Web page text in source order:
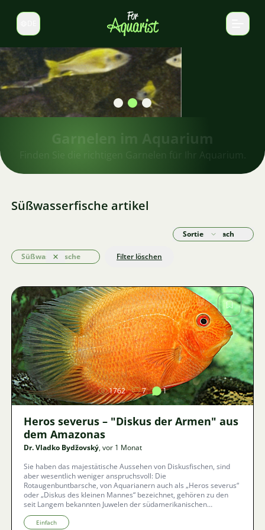
Sprache wechseln
Süßwasserfische artikel
Süßwasserfische
Löschen Filter löschen
Sortieren nach
Bild
1762 7 1
Heros severus – "Diskus der Armen" aus
dem Amazonas
Dr. Vladko Bydžovský, vor 1 Monat
Sie haben das majestätische Aussehen von Diskusfischen, sind
aber wesentlich weniger anspruchsvoll: Die
Rotaugenbuntbarsche, von Aquarianern auch als „Heros severus“
oder „Diskus des kleinen Mannes“ bezeichnet, gehören zu den
seit Langem bekannten Juwelen der südamerikanischen
Aquaristik. Was alles mit der Haltung und Zucht dieser
faszinierenden, neugierigen Riesen verbunden ist, wie man ein
Einfach